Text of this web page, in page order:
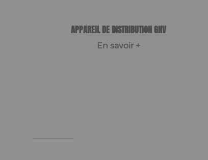
APPAREIL DE DISTRIBUTION GNV
En savoir +